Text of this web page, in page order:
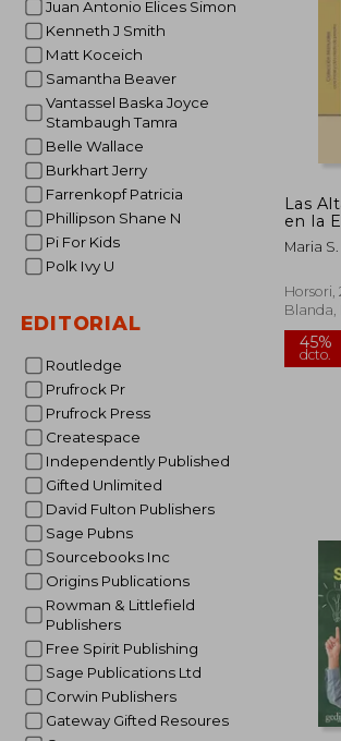
Juan Antonio Elices Simon
Kenneth J Smith
Matt Koceich
Samantha Beaver
Vantassel Baska Joyce
Stambaugh Tamra
Belle Wallace
Burkhart Jerry
Farrenkopf Patricia
Phillipson Shane N
Pi For Kids
Polk Ivy U
EDITORIAL
Routledge
Prufrock Pr
Prufrock Press
Createspace
Independently Published
Gifted Unlimited
David Fulton Publishers
Sage Pubns
Sourcebooks Inc
Origins Publications
Rowman & Littlefield
Publishers
Free Spirit Publishing
Sage Publications Ltd
Corwin Publishers
Gateway Gifted Resoures
Las
en la
Dan y
Maria
Horsori,
Blanda,